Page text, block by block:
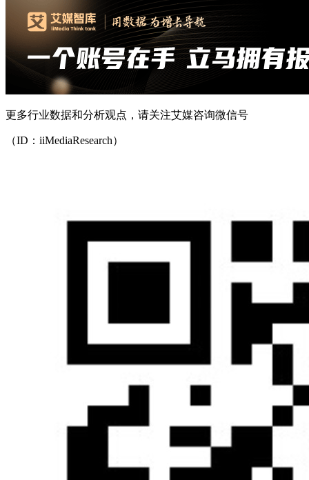
更多行业数据和分析观点，请关注艾媒咨询微信号
（ID：iiMediaResearch）